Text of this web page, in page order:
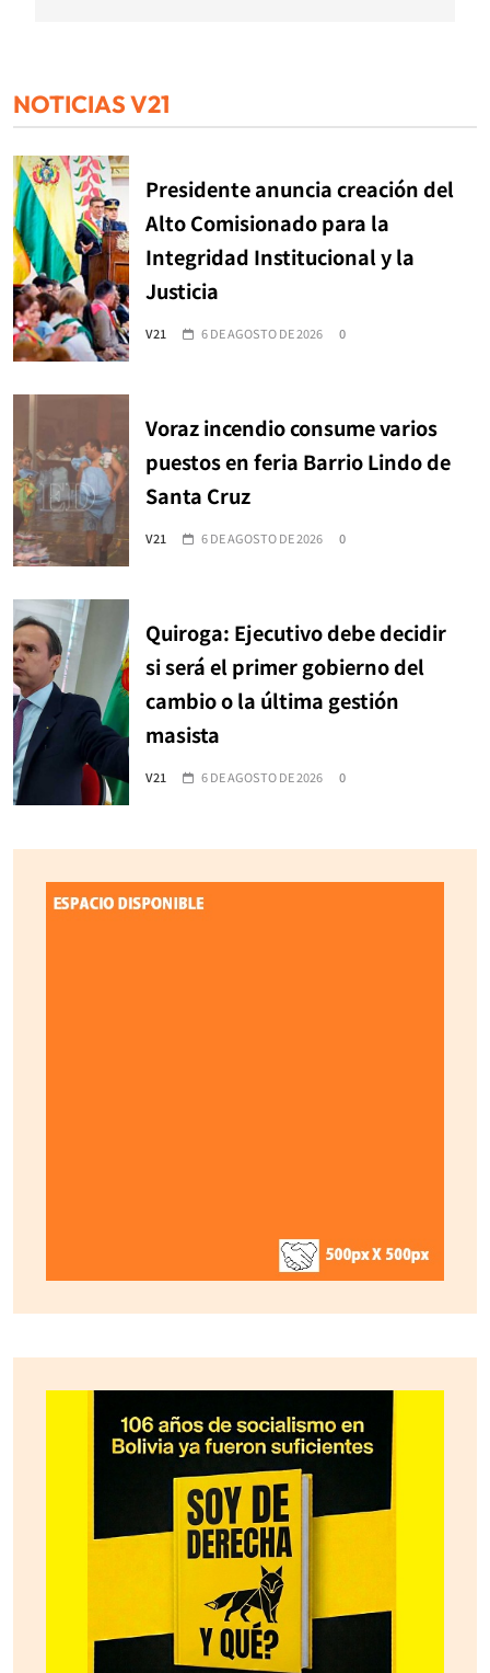
NOTICIAS V21
Presidente anuncia creación del
Alto Comisionado para la
Integridad Institucional y la
Justicia
V21 6 DE AGOSTO DE 2026 0
Voraz incendio consume varios
puestos en feria Barrio Lindo de
Santa Cruz
V21 6 DE AGOSTO DE 2026 0
Quiroga: Ejecutivo debe decidir
si será el primer gobierno del
cambio o la última gestión
masista
V21 6 DE AGOSTO DE 2026 0